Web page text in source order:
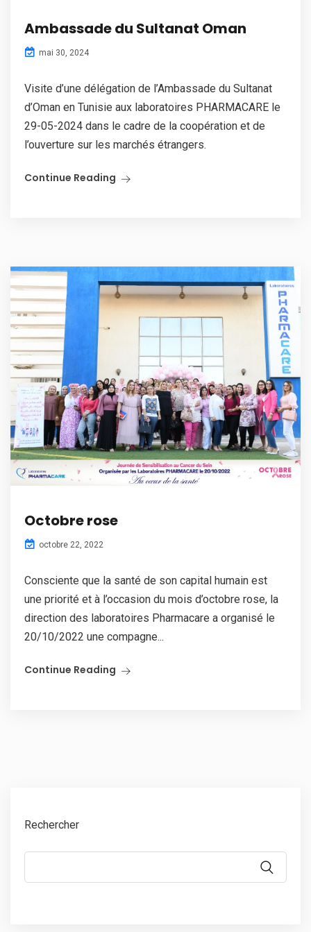
Ambassade du Sultanat Oman
mai 30, 2024
Visite d’une délégation de l’Ambassade du Sultanat
d’Oman en Tunisie aux laboratoires PHARMACARE le
29-05-2024 dans le cadre de la coopération et de
l’ouverture sur les marchés étrangers.
Continue Reading
Octobre rose
octobre 22, 2022
Consciente que la santé de son capital humain est
une priorité et à l’occasion du mois d’octobre rose, la
direction des laboratoires Pharmacare a organisé le
20/10/2022 une compagne...
Continue Reading
Rechercher